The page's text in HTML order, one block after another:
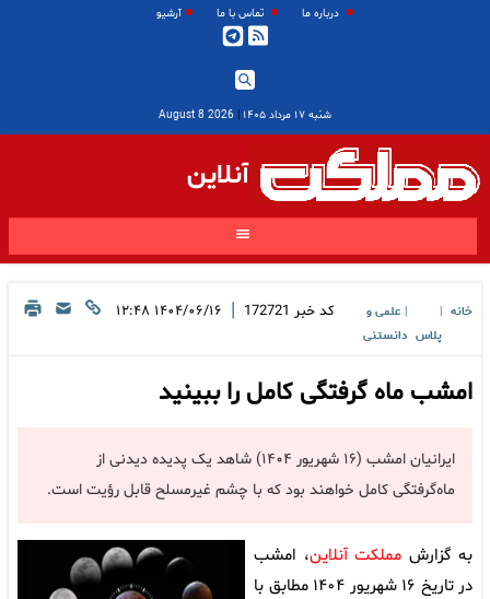
درباره ما تماس با ما آرشیو
شنبه ۱۷ مرداد ۱۴۰۵ |
2026 August 8
آنلاین
خانه
پلاس
علمی و
دانستنی
کد خبر 172721
| ۱۴۰۴/۰۶/۱۶ ۱۲:۴۸
امشب ماه گرفتگی کامل را ببینید
ایرانیان امشب (۱۶ شهریور ۱۴۰۴) شاهد یک پدیده دیدنی از
ماه‌گرفتگی کامل خواهند بود که با چشم غیرمسلح قابل رؤیت است.
به گزارش مملکت آنلاین، امشب
در تاریخ ۱۶ شهریور ۱۴۰۴ مطابق با